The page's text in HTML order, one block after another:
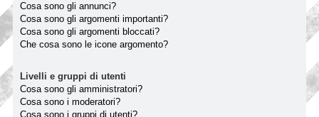
Cosa sono gli annunci?
Cosa sono gli argomenti importanti?
Cosa sono gli argomenti bloccati?
Che cosa sono le icone argomento?
Livelli e gruppi di utenti
Cosa sono gli amministratori?
Cosa sono i moderatori?
Cosa sono i gruppi di utenti?